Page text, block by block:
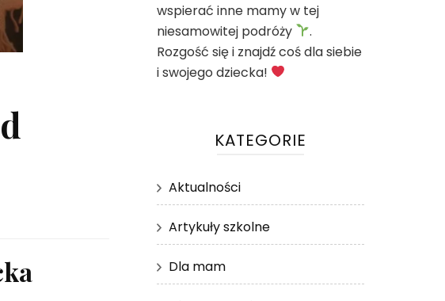
wspierać inne mamy w tej
niesamowitej podróży
.
Rozgość się i znajdź coś dla siebie
i swojego dziecka!
KATEGORIE
Aktualności
Artykuły szkolne
Dla mam